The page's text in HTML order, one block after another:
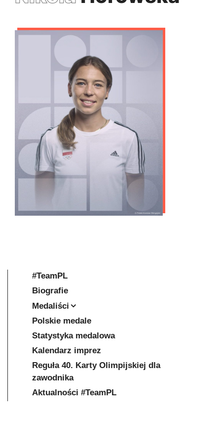
#TeamPL
Biografie
Medaliści
Polskie medale
Statystyka medalowa
Kalendarz imprez
Reguła 40. Karty Olimpijskiej dla
zawodnika
Aktualności #TeamPL